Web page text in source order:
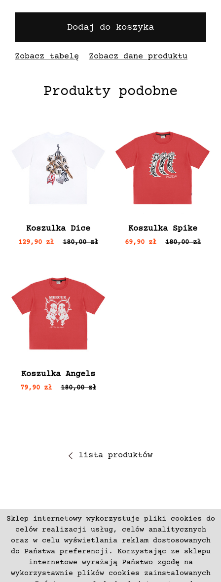
Sklep internetowy wykorzystuje pliki cookies do
celów realizacji usług, celów analitycznych
oraz w celu wyświetlania reklam dostosowanych
do Państwa preferencji. Korzystając ze sklepu
internetowe wyrażają Państwo zgodę na
wykorzystawnie plików cookies zainstalowanych
Dodaj do koszyka
Zobacz tabelę Zobacz dane produktu
Produkty podobne
Koszulka Dice
129,90 zł 180,00 zł
Koszulka Spike
69,90 zł 180,00 zł
Koszulka Angels
79,90 zł 180,00 zł
lista produktów
ZAPISZ SIĘ
Płatności
Regulamin
Zwroty i Reklamacje
Kontakt